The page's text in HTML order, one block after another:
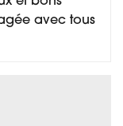
avec tous